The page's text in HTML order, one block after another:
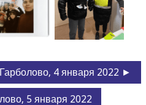
4 января 2022 ►
5 января 2022